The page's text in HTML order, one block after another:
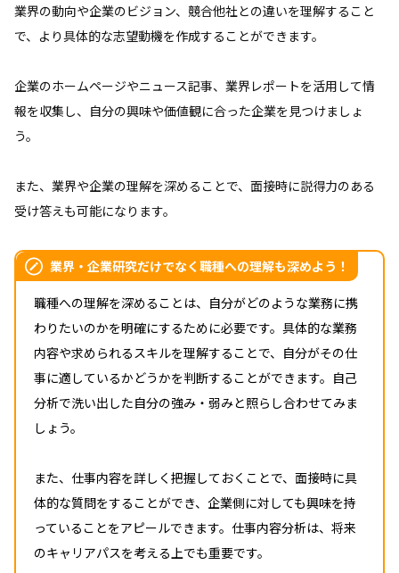
業界の動向や企業のビジョン、競合他社との違いを理解すること
で、より具体的な志望動機を作成することができます。
企業のホームページやニュース記事、業界レポートを活用して情
報を収集し、自分の興味や価値観に合った企業を見つけましょ
う。
また、業界や企業の理解を深めることで、面接時に説得力のある
受け答えも可能になります。
業界・企業研究だけでなく職種への理解も深めよう！
職種への理解を深めることは、自分がどのような業務に携
わりたいのかを明確にするために必要です。具体的な業務
内容や求められるスキルを理解することで、自分がその仕
事に適しているかどうかを判断することができます。自己
分析で洗い出した自分の強み・弱みと照らし合わせてみま
しょう。
また、仕事内容を詳しく把握しておくことで、面接時に具
体的な質問をすることができ、企業側に対しても興味を持
っていることをアピールできます。仕事内容分析は、将来
のキャリアパスを考える上でも重要です。